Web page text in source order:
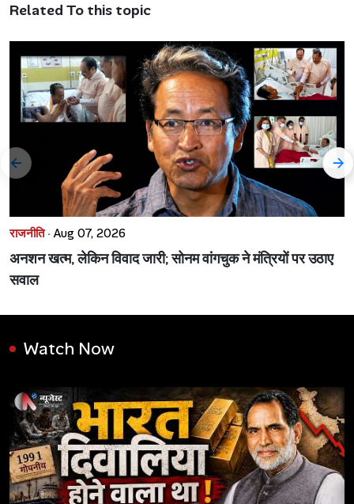
Related To this topic
राजनीति · Aug 07, 2026
अनशन खत्म, लेकिन विवाद जारी; सोनम वांगचुक ने मंत्रियों पर उठाए
सवाल
Watch Now